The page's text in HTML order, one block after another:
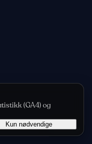
Personvern
(GA4) og
Kun nødvendige